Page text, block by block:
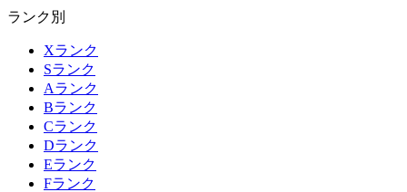
ランク別
Xランク
Sランク
Aランク
Bランク
Cランク
Dランク
Eランク
Fランク